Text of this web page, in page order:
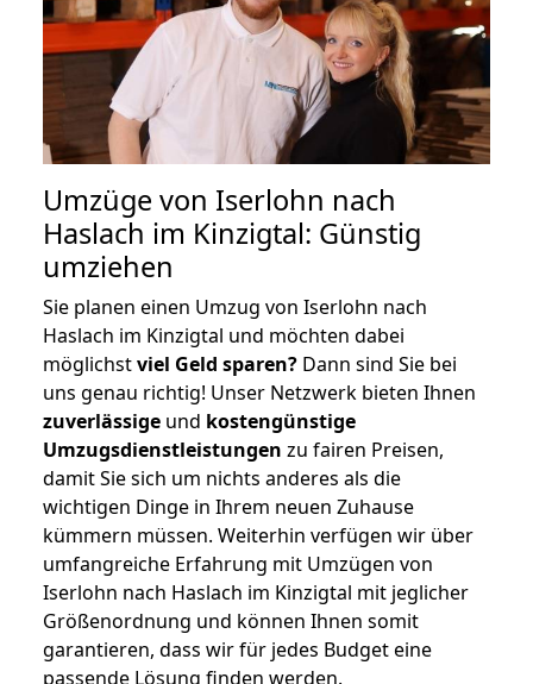
Umzüge von Iserlohn nach
Haslach im Kinzigtal: Günstig
umziehen
Sie planen einen Umzug von Iserlohn nach
Haslach im Kinzigtal und möchten dabei
möglichstviel Geld sparen? Dann sind Sie bei
uns genau richtig! Unser Netzwerk bieten Ihnen
zuverlässige und kostengünstige
Umzugsdienstleistungen zu fairen Preisen,
damit Sie sich um nichts anderes als die
wichtigen Dinge in Ihrem neuen Zuhause
kümmern müssen. Weiterhin verfügen wir über
umfangreiche Erfahrung mit Umzügen von
Iserlohn nach Haslach im Kinzigtal mit jeglicher
Größenordnung und können Ihnen somit
garantieren, dass wir für jedes Budget eine
passende Lösung finden werden.